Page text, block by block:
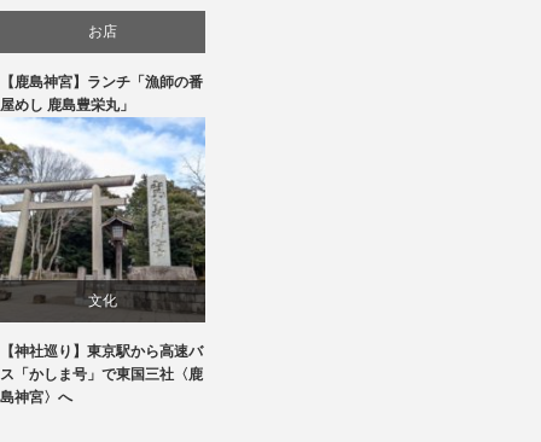
お店
旅行
食べ物
【鹿島神宮】ランチ「漁師の番
屋めし 鹿島豊栄丸」
文化
旅行
【神社巡り】東京駅から高速バ
ス「かしま号」で東国三社〈鹿
島神宮〉へ